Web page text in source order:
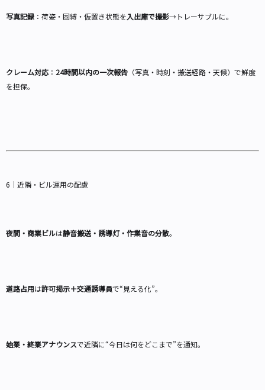
写真記録 ：荷姿・固縛・仮置き状態を入出庫で撮影→トレーサブルに。
クレーム対応 ： 24時間以内の一次報告 （写真・時刻・搬送経路・天候）で鮮度
を担保。
6｜近隣・ビル運用の配慮
夜間・商業ビルは静音搬送・誘導灯・作業音の分散。
道路占用は許可掲示＋交通誘導員で“見える化”。
始業・終業アナウンスで近隣に“今日は何をどこまで”を通知。